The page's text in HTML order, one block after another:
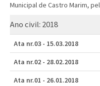
Municipal de Castro Marim,
Ano civil: 2018
Ata nr.03 - 15.03.2018
Ata nr.02 - 28.02.2018
Ata nr.01 - 26.01.2018